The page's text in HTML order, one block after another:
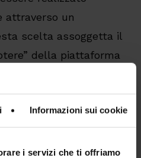
Informazioni sui cookie
i servizi che ti offriamo
attraverso un
scelta assoggetta il
della piattaforma
avere un minore
insight e
finalirimangono in
non sono disponibili
conoscere meglio il